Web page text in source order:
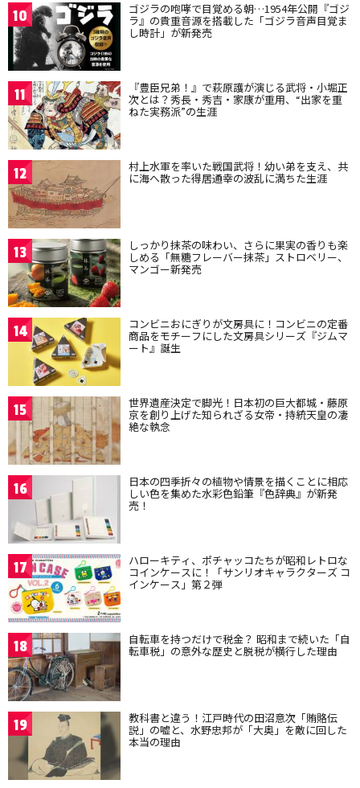
10 ゴジラの咆哮で目覚める朝…1954年公開『ゴジ
ラ』の貴重音源を搭載した「ゴジラ音声目覚ま
し時計」が新発売
11 『豊臣兄弟！』で萩原護が演じる武将・小堀正
次とは？秀長・秀吉・家康が重用、“出家を重
ねた実務派”の生涯
12 村上水軍を率いた戦国武将！幼い弟を支え、共
に海へ散った得居通幸の波乱に満ちた生涯
13 しっかり抹茶の味わい、さらに果実の香りも楽
しめる「無糖フレーバー抹茶」ストロベリー、
マンゴー新発売
14 コンビニおにぎりが文房具に！コンビニの定番
商品をモチーフにした文房具シリーズ『ジムマ
ート』誕生
15 世界遺産決定で脚光！日本初の巨大都城・藤原
京を創り上げた知られざる女帝・持統天皇の凄
絶な執念
16 日本の四季折々の植物や情景を描くことに相応
しい色を集めた水彩色鉛筆『色辞典』が新発
売！
17 ハローキティ、ポチャッコたちが昭和レトロな
コインケースに！「サンリオキャラクターズ コ
インケース」第２弾
18 自転車を持つだけで税金？ 昭和まで続いた「自
転車税」の意外な歴史と脱税が横行した理由
19 教科書と違う！江戸時代の田沼意次「賄賂伝
説」の嘘と、水野忠邦が「大奥」を敵に回した
本当の理由